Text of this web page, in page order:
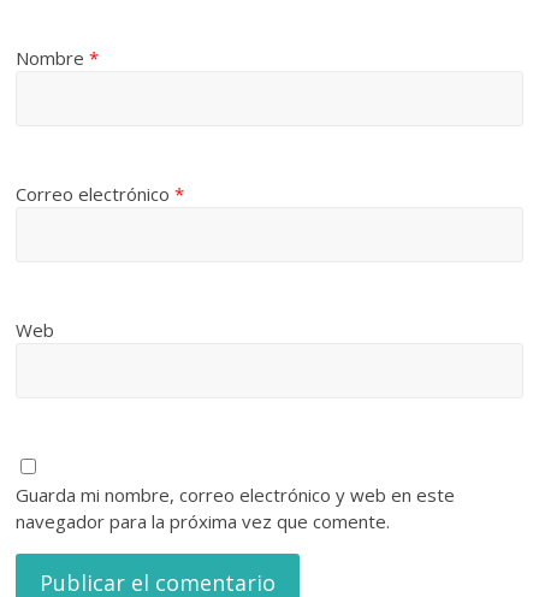
Nombre*
Correo electrónico*
Web
Guarda mi nombre, correo electrónico y web en este
navegador para la próxima vez que comente.